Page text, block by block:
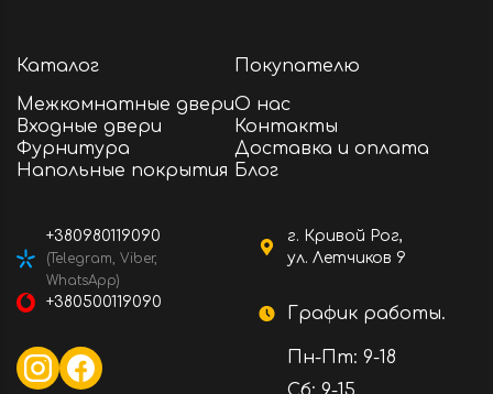
Каталог
Межкомнатные двери
Входные двери
Фурнитура
Напольные покрытия
Покупателю
О нас
Контакты
Доставка и оплата
Блог
г. Кривой Рог,
ул. Летчиков 9
График работы.
Пн-Пт: 9-18
+380980119090
(Telegram, Viber,
WhatsApp)
+380500119090